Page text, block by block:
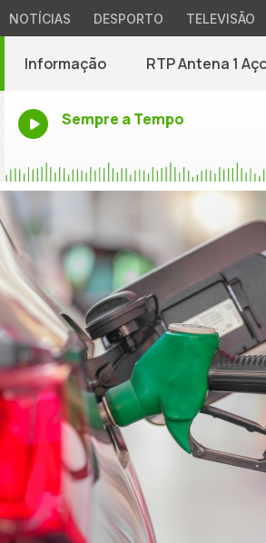
NOTÍCIAS DESPORTO TELEVISÃO
Informação RTP Antena 1
Sempre a Tempo